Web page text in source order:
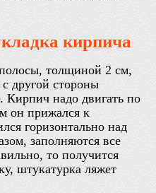
кирпича
толщиной 2 см,
другой стороны
Кирпич надо двигать по
он прижался к
горизонтально над
заполняются все
то получится
штукатурка ляжет